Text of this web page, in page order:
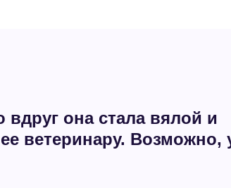
она стала вялой и
ветеринару. Возможно,